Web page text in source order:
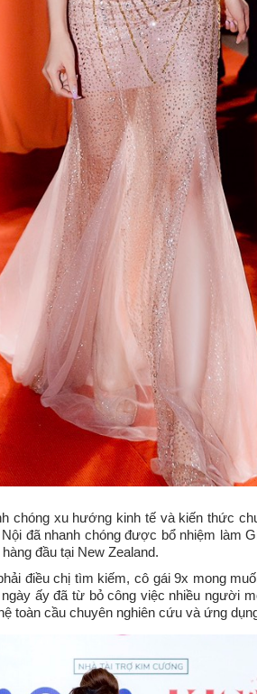
chóng xu hướng kinh tế và kiến thức
đã nhanh chóng được bổ nhiệm làm
đầu tại New Zealand.
điều chị tìm kiếm, cô gái 9x mong
ấy đã từ bỏ công việc nhiều người
toàn cầu chuyên nghiên cứu và ứng